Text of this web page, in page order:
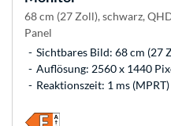
68 cm (27 Zoll), schwarz,
Panel
Sichtbares Bild: 68 cm (27
Auflösung: 2560 x 1440
Reaktionszeit: 1 ms (MPRT)